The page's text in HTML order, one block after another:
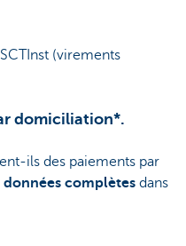
(virements
domiciliation*.
ils des paiements par
données complètes dans